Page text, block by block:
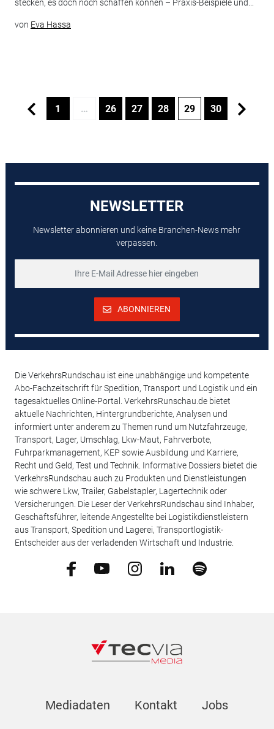
stecken, es doch noch schaffen können – Praxis-Beispiele und...
von Eva Hassa
1 … 26 27 28 29 30
NEWSLETTER
Newsletter abonnieren und keine Branchen-News mehr
verpassen.
ABONNIEREN
Die VerkehrsRundschau ist eine unabhängige und kompetente
Abo-Fachzeitschrift für Spedition, Transport und Logistik und ein
tagesaktuelles Online-Portal. VerkehrsRunschau.de bietet
aktuelle Nachrichten, Hintergrundberichte, Analysen und
informiert unter anderem zu Themen rund um Nutzfahrzeuge,
Transport, Lager, Umschlag, Lkw-Maut, Fahrverbote,
Fuhrparkmanagement, KEP sowie Ausbildung und Karriere,
Recht und Geld, Test und Technik. Informative Dossiers bietet die
VerkehrsRundschau auch zu Produkten und Dienstleistungen
wie schwere Lkw, Trailer, Gabelstapler, Lagertechnik oder
Versicherungen. Die Leser der VerkehrsRundschau sind Inhaber,
Geschäftsführer, leitende Angestellte bei Logistikdienstleistern
aus Transport, Spedition und Lagerei, Transportlogistik-
Entscheider aus der verladenden Wirtschaft und Industrie.
Mediadaten Kontakt Jobs